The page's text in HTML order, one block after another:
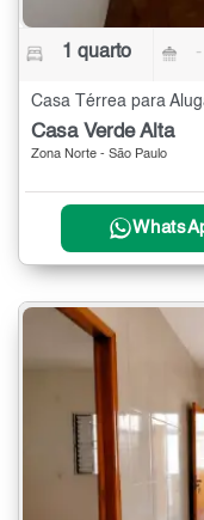
1 quarto
Casa Verde Alta
Zona Norte - São Paulo